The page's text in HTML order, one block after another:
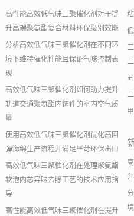
高性能高效低气味三聚催化剂对于提
升高端聚氨酯复合材料环保级别效能
分析高效低气味三聚催化剂在不同环
境下维持催化性能且保证气味控制表
现
高效低气味三聚催化剂如何助力提升
轨道交通聚氨酯内饰件的室内空气质
量
使用高效低气味三聚催化剂优化高回
弹海绵生产流程并满足严苛环保出口
高效低气味三聚催化剂在处理聚氨酯
软泡内芯异味去除工艺的技术应用指
导
高性能高效低气味三聚催化剂在提升